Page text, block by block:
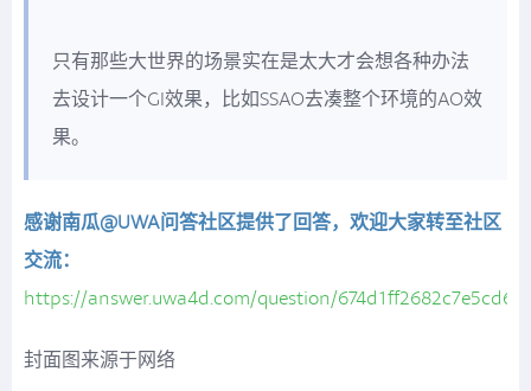
只有那些大世界的场景实在是太大才会想各种办法
去设计一个GI效果，比如SSAO去凑整个环境的AO效
果。
感谢南瓜@UWA问答社区提供了回答，欢迎大家转至社区
交流：
https://answer.uwa4d.com/question/
封面图来源于网络